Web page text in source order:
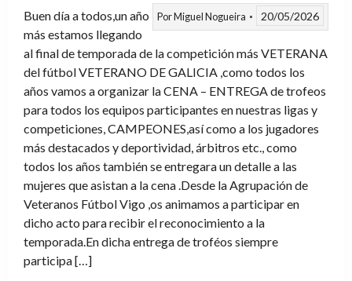
PorMiguel Nogueira 20/05/2026
Buen día a todos,un año
más estamos llegando
al final de temporada de la competición más VETERANA
del fútbol VETERANO DE GALICIA ,como todos los
años vamos a organizar la CENA – ENTREGA de trofeos
para todos los equipos participantes en nuestras ligas y
competiciones, CAMPEONES,así como a los jugadores
más destacados y deportividad, árbitros etc., como
todos los años también se entregara un detalle a las
mujeres que asistan a la cena .Desde la Agrupación de
Veteranos Fútbol Vigo ,os animamos a participar en
dicho acto para recibir el reconocimiento a la
temporada.En dicha entrega de troféos siempre
participa […]